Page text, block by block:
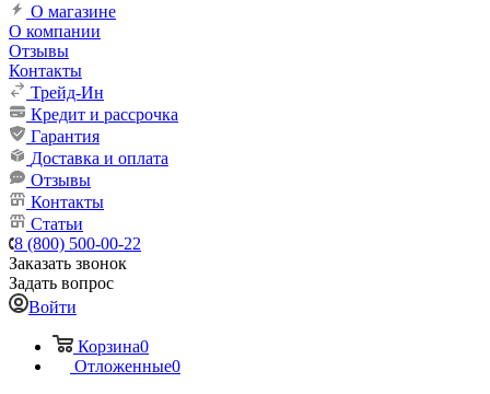
О магазине
О компании
Отзывы
Контакты
Трейд-Ин
Кредит и рассрочка
Гарантия
Доставка и оплата
Отзывы
Контакты
Статьи
8 (800) 500-00-22
Заказать звонок
Задать вопрос
Войти
Корзина0
Отложенные0